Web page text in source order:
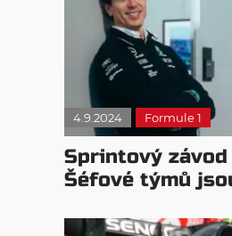
4.9.2024 Formule 1
Sprintový
Šéfové týmů